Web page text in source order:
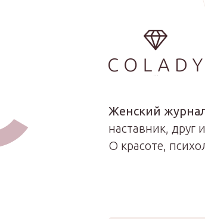
...
Женский
наставник, друг
О красоте,